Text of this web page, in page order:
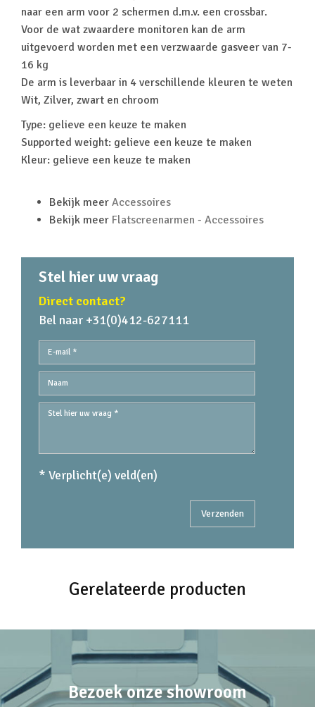
naar een arm voor 2 schermen d.m.v. een crossbar.
Voor de wat zwaardere monitoren kan de arm
uitgevoerd worden met een verzwaarde gasveer van 7-
16 kg
De arm is leverbaar in 4 verschillende kleuren te weten
Wit, Zilver, zwart en chroom
Type: gelieve een keuze te maken
Supported weight: gelieve een keuze te maken
Kleur: gelieve een keuze te maken
Bekijk meer Accessoires
Bekijk meer Flatscreenarmen - Accessoires
Stel hier uw vraag
Direct contact?
Bel naar +31(0)412-627111
* Verplicht(e) veld(en)
Gerelateerde producten
Bezoek onze showroom